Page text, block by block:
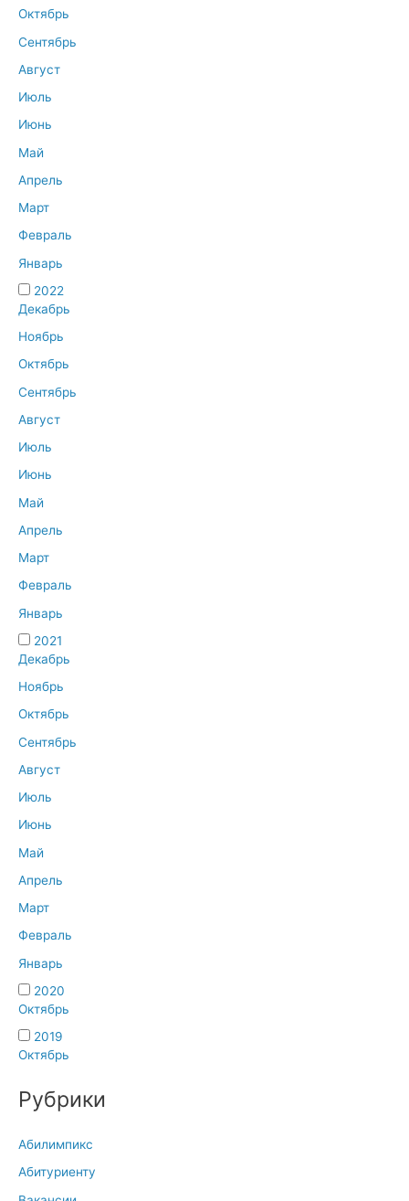
Октябрь
Сентябрь
Август
Июль
Июнь
Май
Апрель
Март
Февраль
Январь
2022
Декабрь
Ноябрь
Октябрь
Сентябрь
Август
Июль
Июнь
Май
Апрель
Март
Февраль
Январь
2021
Декабрь
Ноябрь
Октябрь
Сентябрь
Август
Июль
Июнь
Май
Апрель
Март
Февраль
Январь
2020
Октябрь
2019
Октябрь
Рубрики
Абилимпикс
Абитуриенту